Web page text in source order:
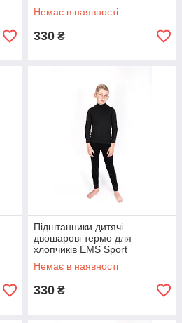
термокальсони для підлітків
12-13 років
Немає в наявності
330 ₴
Підштанники дитячі
двошарові термо для
хлопчиків EMS Sport
термокальсони для підлітків
10-11 років
Немає в наявності
330 ₴